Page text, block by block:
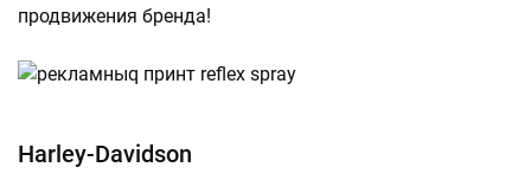
продвижения бренда!
Harley-Davidson